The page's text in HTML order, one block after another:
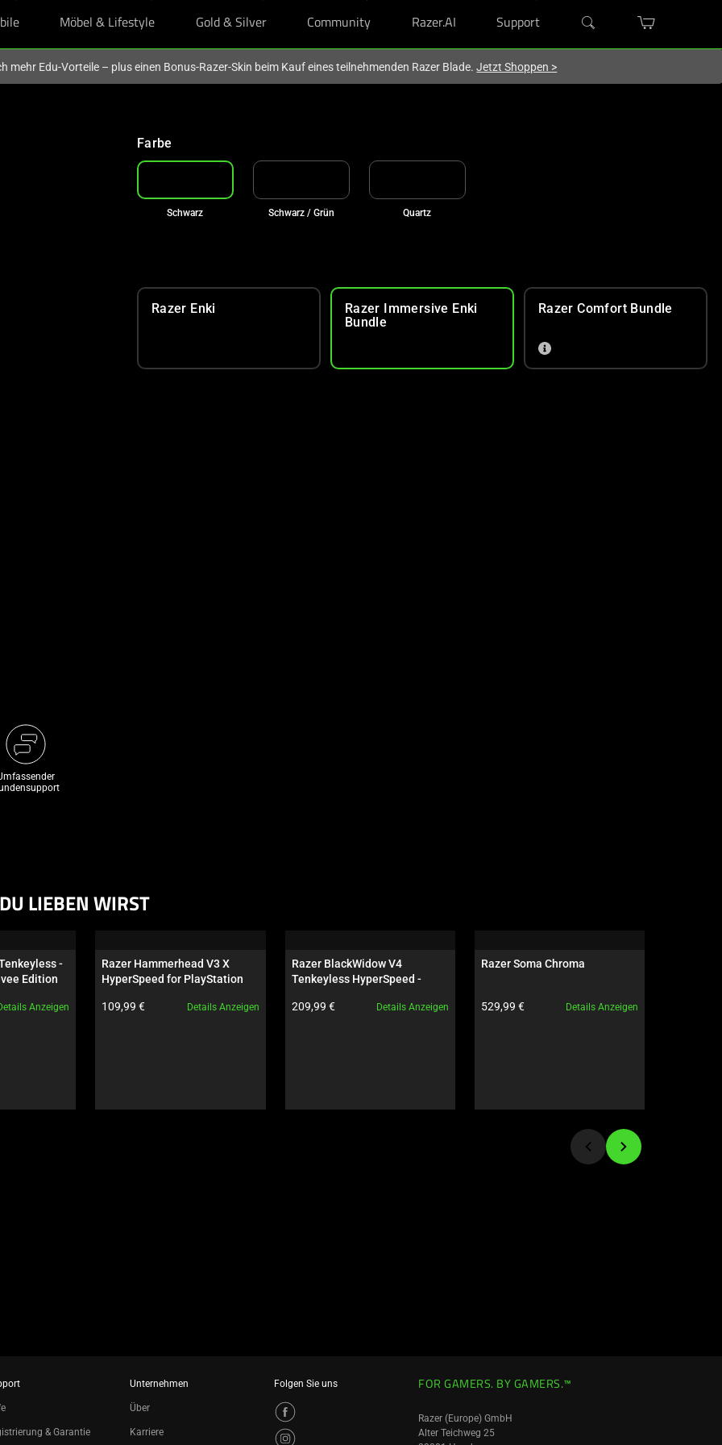
Möbel & Lifestyle Gold & Silver Community Razer.AI Support
mehr Edu-Vorteile – plus einen Bonus-Razer-Skin beim Kauf eines teilnehmenden Razer Blade.Jetzt Shoppen >
Farbe
Schwarz Schwarz / Grün Quartz
Razer Enki
Razer Immersive Enki
Bundle
Razer Comfort Bundle
LIEBEN WIRST
-
Edition
Anzeigen
Razer Hammerhead V3 X
HyperSpeed for PlayStation
Produktpreis:
109,99 € Details Anzeigen
Razer BlackWidow V4
Tenkeyless HyperSpeed -
Wuthering Waves Edition
Produktpreis:
209,99 € Details Anzeigen
Razer Soma Chroma
Produktpreis:
529,99 € Details Anzeigen
& Garantie
Unternehmen
Über
Karriere
Folgen Sie uns FOR GAMERS. BY GAMERS.™
Razer (Europe) GmbH
Alter Teichweg 25